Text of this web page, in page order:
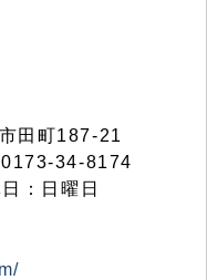
田町187-21
34-8174
：日曜日